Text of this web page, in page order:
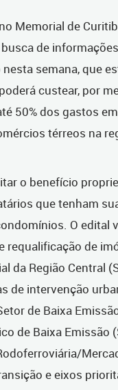
Memorial de
de
semana, que
custear, por
50% dos gastos
térreos na
o benefício
que tenham
O edital
requalificação de
da Região Central
de intervenção
de Baixa
de Baixa Emissão
e eixos